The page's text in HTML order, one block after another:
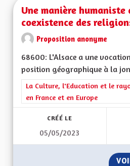
Une manière
coexistence des
Proposition anonyme
68600: L'Alsace a une
position géographique à la
Filtrer les résultats de la
La Culture, l'Education et le
en France et en Europe
CRÉÉ LE
05/05/2023